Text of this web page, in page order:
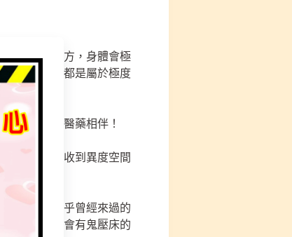
⋯等等的地方，身體會極
不適症狀，都是屬於極度
則終生要與醫藥相伴！
不適，會接收到異度空間
某個地方似乎曾經來過的
擾，亦或是會有鬼壓床的